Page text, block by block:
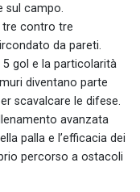
sul campo.
tre contro tre
da pareti.
5 gol e la particolarità
diventano parte
scavalcare le difese.
avanzata
palla e l’efficacia dei
percorso a ostacoli